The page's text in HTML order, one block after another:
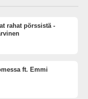
rahat pörssistä -
ft. Emmi